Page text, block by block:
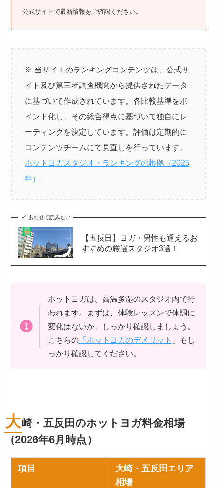
公式サイトで最新情報をご確認ください。
※ 当サイトのランキングコンテンツは、公式サ
イト及び第三者調査機関から提供されたデータ
に基づいて作成されています。各比較基準をポ
イント化し、その総合得点に基づいて独自にレ
ーティングを決定しています。評価は定期的に
コンテンツチームにて見直しを行っています。
ホットヨガスタジオ・ランキングの根拠（2026
年）
あわせて読みたい
【五反田】ヨガ・男性も通えるお
すすめの厳選スタジオ3選！
ホットヨガは、高温多湿のスタジオ内で行
われます。まずは、体験レッスンで体調に
変化はないか、しっかり確認しましょう。
こちらの「ホットヨガのデメリット 」もし
っかり確認してください。
大崎・五反田のホットヨガ料金相場
（2026年6月時点）
項目
大崎・五反田エリア
相場